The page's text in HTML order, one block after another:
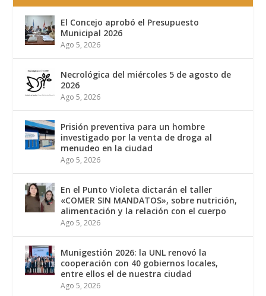
El Concejo aprobó el Presupuesto
Municipal 2026
Ago 5, 2026
Necrológica del miércoles 5 de agosto de
2026
Ago 5, 2026
Prisión preventiva para un hombre
investigado por la venta de droga al
menudeo en la ciudad
Ago 5, 2026
En el Punto Violeta dictarán el taller
«COMER SIN MANDATOS», sobre nutrición,
alimentación y la relación con el cuerpo
Ago 5, 2026
Munigestión 2026: la UNL renovó la
cooperación con 40 gobiernos locales,
entre ellos el de nuestra ciudad
Ago 5, 2026